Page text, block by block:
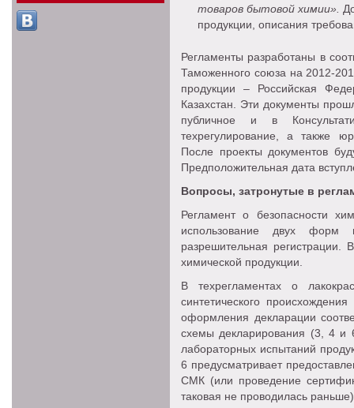
товаров бытовой химии».
продукции, описания
Регламенты разработаны в
Таможенного союза на 2012-
продукции – Российская
Казахстан. Эти документы
публичное и в
техрегулирование, а также
После проекты документов
Предположительная дата
Вопросы, затронутые в
Регламент о безопасности
использование двух форм
разрешительная
химической продукции.
В техрегламентах о
синтетического
оформления декларации
схемы декларирования (3, 4 и
лабораторных испытаний
6 предусматривает
СМК (или проведение
таковая не проводилась